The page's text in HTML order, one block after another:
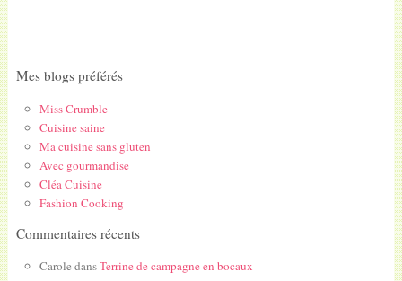
Mes blogs préférés
Miss Crumble
Cuisine saine
Ma cuisine sans gluten
Avec gourmandise
Cléa Cuisine
Fashion Cooking
Commentaires récents
Carole dansTerrine de campagne en bocaux